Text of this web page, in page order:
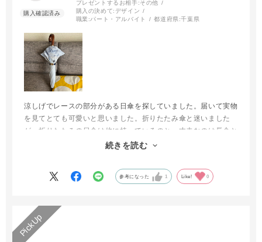
プレゼントするお相手:その他
購入の決めて: デザイン
職業:パート・アルバイト 都道府県:千葉県
涼しげでレースの部分がある日傘を探していました。届いて実物
を見てとても可愛いと思いました。折りたたみ傘と迷いました
が、折りたたみの日傘は他に持っているのと、丈夫なのは長傘と
知り、できる限り長く使いたいので長傘の日傘を選びました。
続きを読む
参考になった 1 Like! 0